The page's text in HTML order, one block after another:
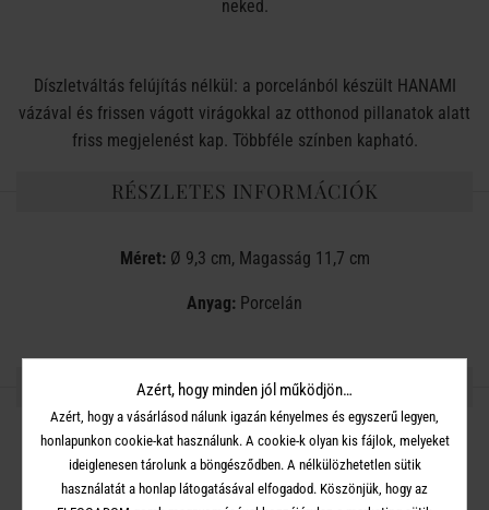
neked.
Díszletváltás felújítás nélkül: a porcelánból készült HANAMI
vázával és frissen vágott virágokkal az otthonod pillanatok alatt
friss megjelenést kap. Többféle színben kapható.
RÉSZLETES INFORMÁCIÓK
Méret:Ø 9,3 cm, Magasság 11,7 cm
Anyag: Porcelán
OSZD MEG MÁSOKKAL!
Azért, hogy minden jól működjön…
Azért, hogy a vásárlásod nálunk igazán kényelmes és egyszerű legyen,
honlapunkon cookie-kat használunk. A cookie-k olyan kis fájlok, melyeket
ideiglenesen tárolunk a böngésződben. A nélkülözhetetlen sütik
használatát a honlap látogatásával elfogadod. Köszönjük, hogy az